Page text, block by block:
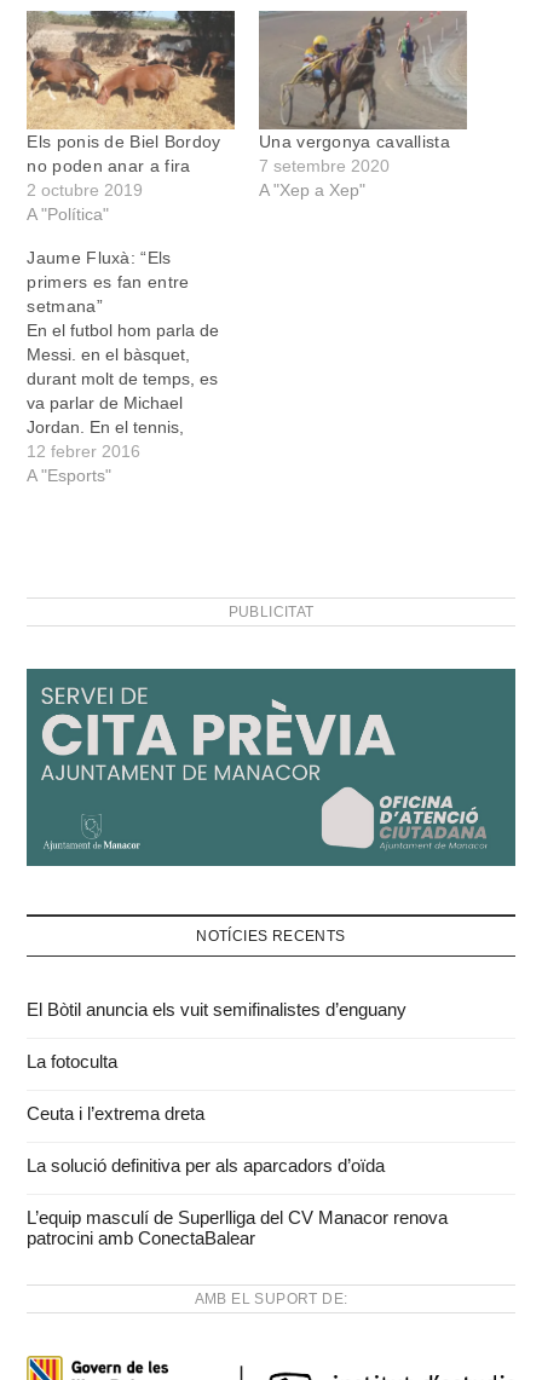
Els ponis de Biel Bordoy
no poden anar a fira
2 octubre 2019
A "Política"
Una vergonya cavallista
7 setembre 2020
A "Xep a Xep"
Jaume Fluxà: “Els
primers es fan entre
setmana”
En el futbol hom parla de
Messi. en el bàsquet,
durant molt de temps, es
va parlar de Michael
Jordan. En el tennis,
Novak Djokovic és un
figura, i Rafel Nadal és
12 febrer 2016
A "Esports"
PUBLICITAT
NOTÍCIES RECENTS
El Bòtil anuncia els vuit semifinalistes d’enguany
La fotoculta
Ceuta i l’extrema dreta
La solució definitiva per als aparcadors d’oïda
L’equip masculí de Superlliga del CV Manacor renova
patrocini amb ConectaBalear
AMB EL SUPORT DE: